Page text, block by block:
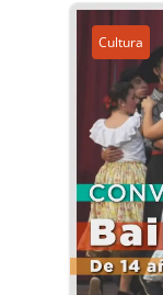
Cultura